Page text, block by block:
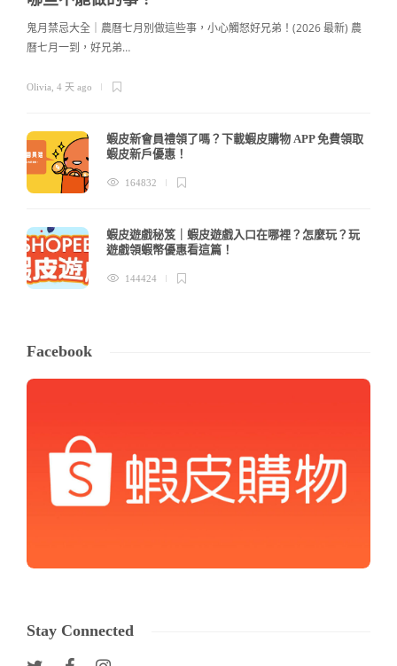
鬼月禁忌大全｜農曆七月別做這些事，小心觸怒好兄弟！(2026 最新) 農
曆七月一到，好兄弟…
Olivia 4 天 ago
蝦皮新會員禮領了嗎？下載蝦皮購物 APP 免費領取
蝦皮新戶優惠！
164832
蝦皮遊戲秘笈｜蝦皮遊戲入口在哪裡？怎麼玩？玩
遊戲領蝦幣優惠看這篇！
144424
Facebook
Stay Connected